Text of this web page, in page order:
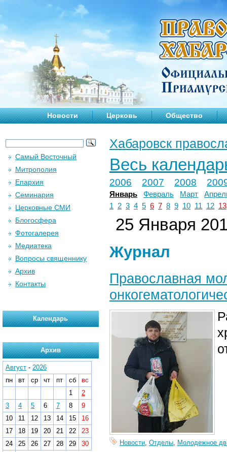
Новости Церковь Общество
Хабаровск
Весь
2006 2007 2008
Январь Февраль Март
1
2 3 4 5 6 7 8 9 10 11 12 13
25 Января
Журнал
Православная
Новости, Отделы, Молодежное
Самый Восточный
Митрополия
Епархия
Семинария
Церковные СМИ
Блогосфера
Фотогалерея
Медиатека
Вопросы священнику
Архив
Контакты
Календарь
Архив
Август - 2026
пн
вт ср чт пт сб
вс
1
2
3
4 5 6 7 8
9
10
11 12 13 14 15
16
17
18 19 20 21 22
23
24
25 26 27 28 29
30